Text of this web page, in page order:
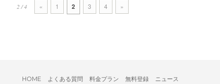
2 / 4 « 1 2 3 4 »
HOME よくある質問 料金プラン 無料登録
ニュース